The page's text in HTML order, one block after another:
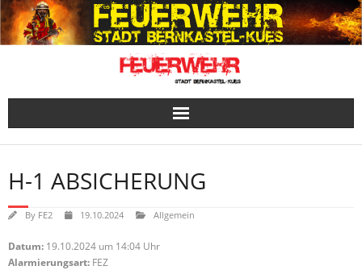
Skip
to
content
H-1 ABSICHERUNG
By FE2 19.10.2024 Allgemein
Datum: 19.10.2024 um 14:04 Uhr
Alarmierungsart: FEZ